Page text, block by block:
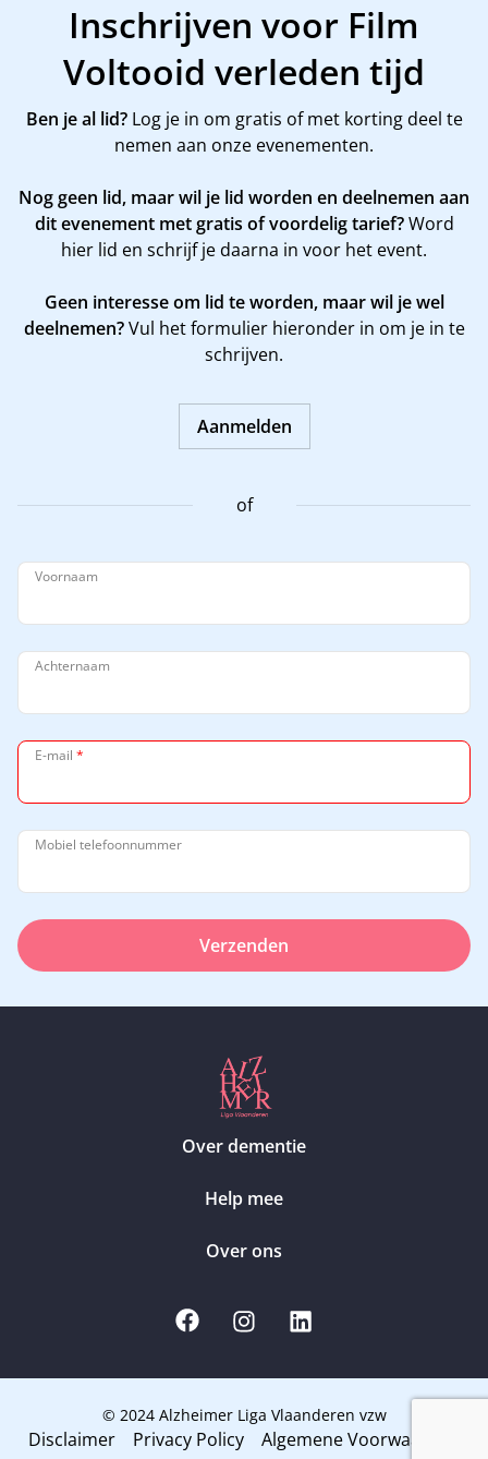
Inschrijven voor Film
Voltooid verleden tijd
Ben je al lid?Log je in om gratis of met korting deel te
nemen aan onze evenementen.
Nog geen lid, maar wil je lid worden en deelnemen aan
dit evenement met gratis of voordelig tarief?Word
hier lid en schrijf je daarna in voor het event.
Geen interesse om lid te worden, maar wil je wel
deelnemen?Vul het formulier hieronder in om je in te
schrijven.
Aanmelden
of
Voornaam
Achternaam
E-mail *
Mobiel telefoonnummer
Verzenden
Over dementie
Help mee
Over ons
© 2024 Alzheimer Liga Vlaanderen vzw
Disclaimer Privacy Policy Algemene Voorwaarden